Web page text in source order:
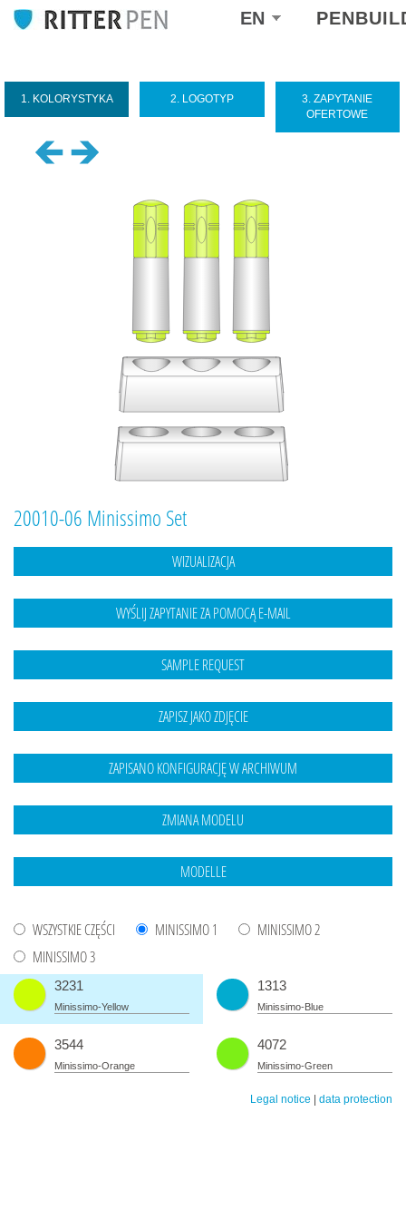
Select
yourEN
1. KOLORYSTYKA 2. LOGOTYP
3. ZAPYTANIE
OFERTOWE
20010-06 Minissimo Set
WSZYSTKIE CZĘŚCI MINISSIMO 1
MINISSIMO 2
MINISSIMO 3
3231
Minissimo-Yellow
1313
Minissimo-Blue
3544
Minissimo-Orange
4072
Minissimo-Green
Legal notice | data protection